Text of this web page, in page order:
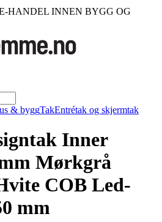
HANDEL INNEN BYGG OG
& byggTakEntrétak og skjermtak
Inner
Mørkgrå
COB Led-
mm